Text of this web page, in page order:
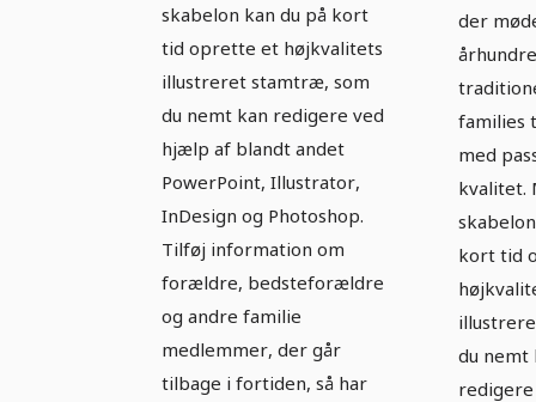
skabelon kan du på kort
tid oprette et højkvalitets
illustreret stamtræ, som
du nemt kan redigere ved
hjælp af blandt andet
PowerPoint, Illustrator,
InDesign og Photoshop.
Tilføj information om
forældre, bedsteforældre
og andre familie
medlemmer, der går
tilbage i fortiden, så har
der
families
med
kvalitet.
kort tid
du nemt